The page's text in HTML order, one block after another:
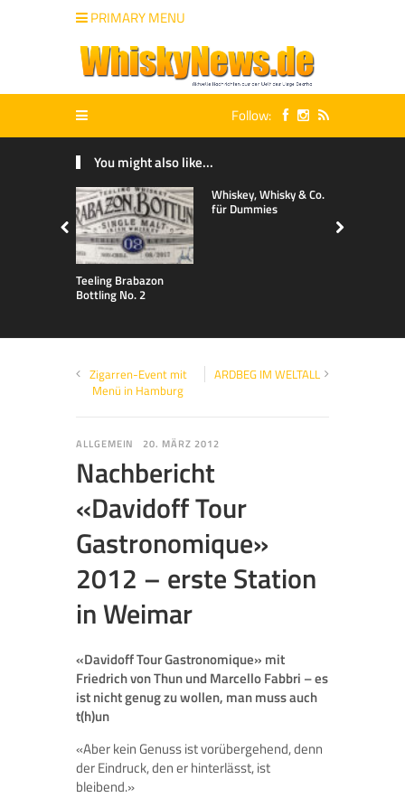
PRIMARY MENU
Follow:
You might also like...
Teeling Brabazon
Bottling No. 2
Whiskey, Whisky & Co.
für Dummies
Zigarren-Event mit
Menü in Hamburg
ARDBEG IM WELTALL
ALLGEMEIN 20. MÄRZ 2012
Nachbericht
«Davidoff Tour
Gastronomique»
2012 – erste Station
in Weimar
«Davidoff Tour Gastronomique» mit
Friedrich von Thun und Marcello Fabbri – es
ist nicht genug zu wollen, man muss auch
t(h)un
«Aber kein Genuss ist vorübergehend, denn
der Eindruck, den er hinterlässt, ist
bleibend.»